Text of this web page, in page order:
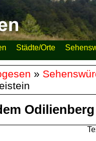
Städte/Orte
»
Odilienberg